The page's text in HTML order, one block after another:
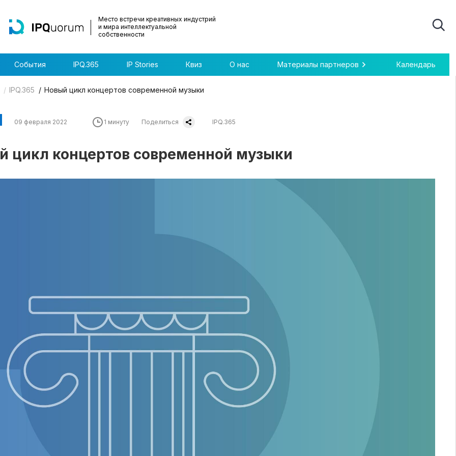
Место встречи креативных индустрий
и мира интеллектуальной
собственности
События IPQ.365 IP Stories Квиз О нас Материалы партнеров Календарь
IPQ.365 Новый цикл концертов современной музыки
09 февраля 2022 1 минуту Поделиться IPQ.365
цикл концертов современной музыки